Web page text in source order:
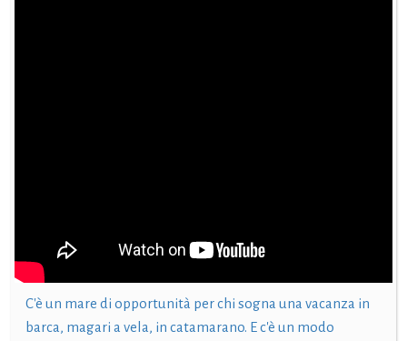
C'è un mare di opportunità per chi sogna una vacanza in
barca, magari a vela, in catamarano. E c'è un modo